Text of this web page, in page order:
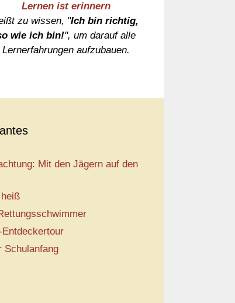
Lernen ist erinnern
zu wissen, "Ich bin richtig,
wie ich bin!", um darauf alle
Lernerfahrungen aufzubauen.
Mit den Jägern auf den
Entdeckertour
Schulanfang